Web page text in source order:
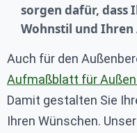
sorgen dafür, dass
Wohnstil und
Auch für den
Aufmaßblatt für
Damit gestalten Sie
Ihren Wünschen.